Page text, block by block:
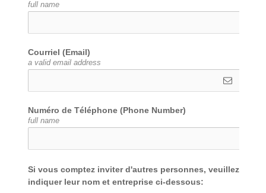
full name
Courriel (Email)
a valid email address
Numéro de Téléphone (Phone Number)
full name
Si vous comptez inviter d'autres personnes, veuillez
indiquer leur nom et entreprise ci-dessous: